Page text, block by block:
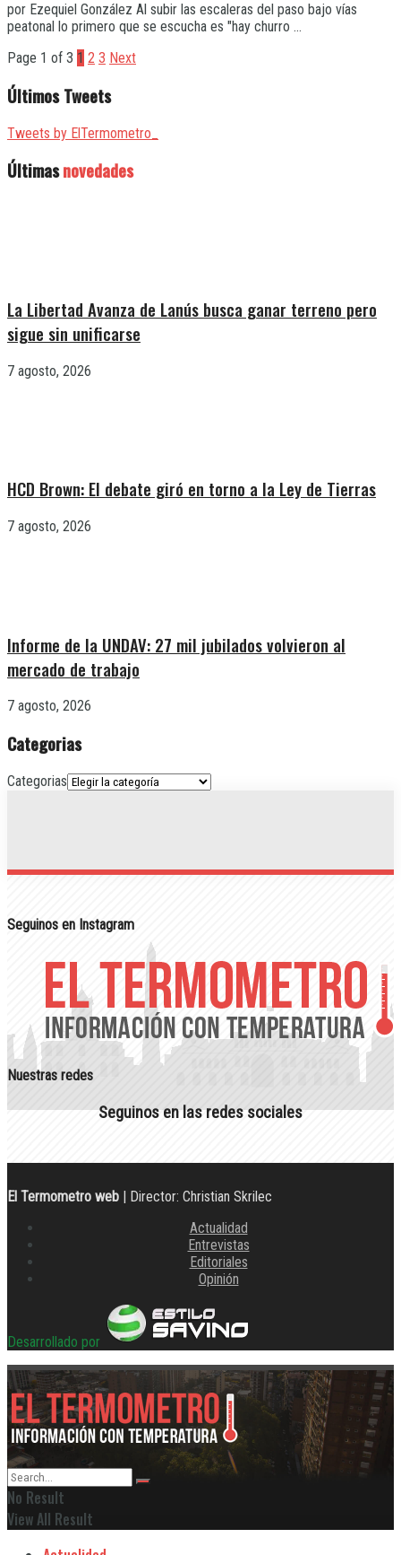
por Ezequiel González Al subir las escaleras del paso bajo vías
peatonal lo primero que se escucha es "hay churro ...
Page 1 of 3 1 2 3 Next
Últimos Tweets
Tweets by ElTermometro_
Últimasnovedades
La Libertad Avanza de Lanús busca ganar terreno pero
sigue sin unificarse
7 agosto, 2026
HCD Brown: El debate giró en torno a la Ley de Tierras
7 agosto, 2026
Informe de la UNDAV: 27 mil jubilados volvieron al
mercado de trabajo
7 agosto, 2026
Categorias
Categorias
Seguinos en Instagram
Nuestras redes
Seguinos en las redes sociales
El Termometro web | Director: Christian Skrilec
Actualidad
Entrevistas
Editoriales
Opinión
Desarrollado por
No Result
View All Result